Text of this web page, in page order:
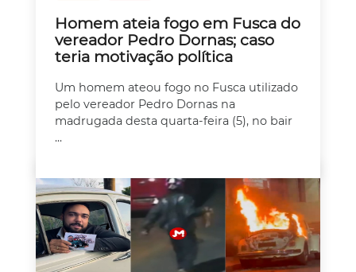
Homem ateia fogo em Fusca do
vereador Pedro Dornas; caso
teria motivação política
Um homem ateou fogo no Fusca utilizado
pelo vereador Pedro Dornas na
madrugada desta quarta-feira (5), no bair
...